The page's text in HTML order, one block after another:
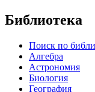
Библиотека
Поиск по
Алгебра
Астрономия
Биология
География